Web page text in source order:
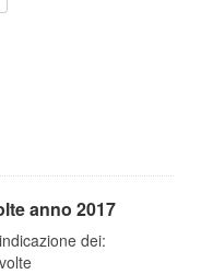
anno 2017
dei: